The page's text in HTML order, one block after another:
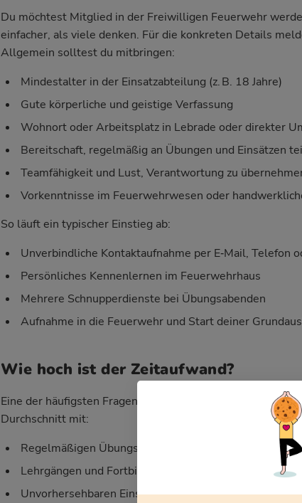
Du möchtest Mitglied in der Freiwilligen Feuerwehr
einfacher, als viele denken. Für die konkreten Details
Allgemein solltest du mitbringen:
Mindestalter in der Einsatzabteilung (z. B. 18 Jahre)
Gute körperliche und geistige Verfassung
Wohnort oder Arbeitsplatz in Lebrade oder direkter
Bereitschaft, regelmäßig an Übungen und Einsätzen
Teamfähigkeit und Lust, Verantwortung zu
Vorkenntnisse im Feuerwehrwesen oder
So läuft ein typischer Einstieg ab:
Unverbindliche Kontaktaufnahme per E‑Mail, Telefon
Persönliches Kennenlernen im Feuerwehrhaus
Mehrere Schnupperdienste bei Übungsabenden
Aufnahme in die Feuerwehr und Start deiner
Wie hoch ist der Zeitaufwand?
Eine der häufigsten Fragen lautet: „Wie viel Zeit kostet
Durchschnitt mit:
Regelmäßigen Übungsdiensten (meist 2–4 Mal im
Lehrgängen und Fortbildungen, teils an Wochenenden
Unvorhersehbaren Einsätzen, die sich über das Jahr